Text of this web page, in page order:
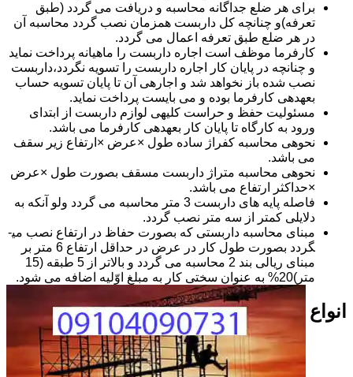
برای هر ضلع جداگانه محاسبه و دریافت می گردد (طبق
تعرفه)و چنانچه کل داربست همزمان نصب گردد محاسبه آن
در هر ضلع طبق تعرفه اعمال می گردد.
کارفرما موظف است اجاره داربست را ماهیانه پرداخت نماید
و چنانچه در پایان کار اجاره داربست را تسویه نگردد،داربست
نصب شده باز نخواهد شد و اجاره­ی آن تا پایان تسویه حساب
بعهده­ی کارفرما بوده و می بایست پرداخت نماید.
مسئولیت حفظ و حراست کلیه­ی لوازم داربست از ابتدای
ورود به کارگاه تا پایان کار بعهده­ی کارفرما می باشد.
نحوه­ی محاسبه کفراژ ساده طول ×عرض ×ارتفاع زیر سقف
می باشد.
نحوه­ی محاسبه متراژ داربست مسقف بصورت طول ×عرض
×حداکثر ارتفاع می باشد.
فاصله پایه های داربست 3 متر محاسبه می گردد ولو آنکه به
دلایلی کمتر از سه متر نصب گردد.
مبنای محاسبه داربستی که بصورت حفاظ در ارتفاع نصب می­
گردد بصورت طول کار در عرض در حداقل ارتفاع 6 متر بر
مبنای ریالی بند 2 محاسبه می گردد و بالاتر از 5 طبقه (15
متر)20% به عنوان سختی کار به مبلغ اوّلیه اضافه می شود.
انواع